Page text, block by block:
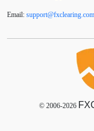
Great
Interbank
Email: support@fxclearing com
© 2006-2026